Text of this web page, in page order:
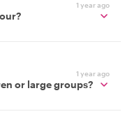
1 year ago
1 year ago
or large groups?